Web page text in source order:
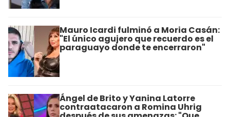
Mauro Icardi fulminó a Moria Casán:
"El único agujero que recuerdo es el
paraguayo donde te encerraron"
Ángel de Brito y Yanina Latorre
contraatacaron a Romina Uhrig